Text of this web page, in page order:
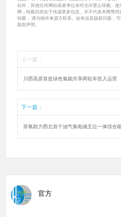
站外，其他任何网站或者单位未经允许禁止转载、
网，转载目的在于传递更多信息，并不代表本网赞
转载， 请与稿件来源方联系。如有涉及版权问题，
版权声明。
上一篇：
川西高原首批绿色氢能共享两轮车投入运营
下一篇：
苏氢助力西北首个油气氢电储五位一体综合
官方